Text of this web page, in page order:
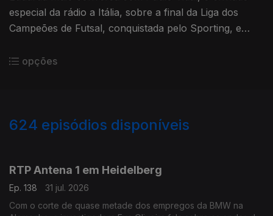
especial da rádio a Itália, sobre a final da Liga dos
Campeões de Futsal, conquistada pelo Sporting, e
opções
624 episódios disponíveis
RTP Antena 1 em Heidelberg
Ep. 138
31 jul. 2026
Com o corte de quase metade dos empregos da BMW na